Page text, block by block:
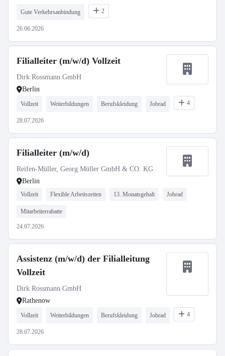
Gute Verkehrsanbindung 2
26.06.2026
Filialleiter (m/w/d) Vollzeit
Dirk Rossmann GmbH
Berlin
Vollzeit Weiterbildungen Berufskleidung Jobrad 4
28.07.2026
Filialleiter (m/w/d)
Reifen-Müller, Georg Müller GmbH & CO. KG
Berlin
Vollzeit Flexible Arbeitszeiten 13. Monatsgehalt Jobrad
Mitarbeiterrabatte
24.07.2026
Assistenz (m/w/d) der Filialleitung
Vollzeit
Dirk Rossmann GmbH
Rathenow
Vollzeit Weiterbildungen Berufskleidung Jobrad 4
28.07.2026